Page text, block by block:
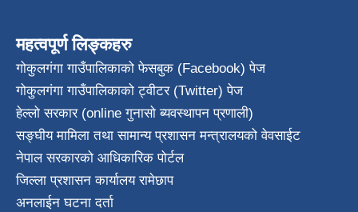
महत्वपूर्ण लिङ्कहरु
गोकुलगंगा गाउँपालिकाको फेसबुक (Facebook) पेज
गोकुलगंगा गाउँपालिकाको ट्वीटर (Twitter) पेज
हेल्लो सरकार (online गुनासो ब्यवस्थापन प्रणाली)
सङ्घीय मामिला तथा सामान्य प्रशासन मन्त्रालयको वेवसाईट
नेपाल सरकारको आधिकारिक पोर्टल
जिल्ला प्रशासन कार्यालय रामेछाप
अनलाईन घटना दर्ता